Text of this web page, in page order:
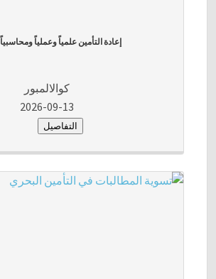
إعادة التأمين علمياً وعملياً ومحاسبياً
كوالالمبور
2026-09-13
التفاصيل